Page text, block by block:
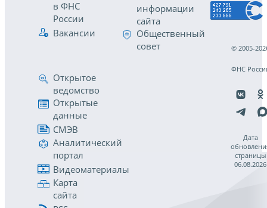
в ФНС
России
Вакансии
информации
сайта
Общественный
совет
Открытое
ведомство
Открытые
данные
СМЭВ
Аналитический
портал
Видеоматериалы
Карта
сайта
© 2005-
ФНС
Дата
страницы
06.08.2026